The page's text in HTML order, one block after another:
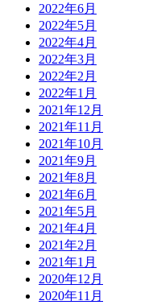
2022年6月
2022年5月
2022年4月
2022年3月
2022年2月
2022年1月
2021年12月
2021年11月
2021年10月
2021年9月
2021年8月
2021年6月
2021年5月
2021年4月
2021年2月
2021年1月
2020年12月
2020年11月